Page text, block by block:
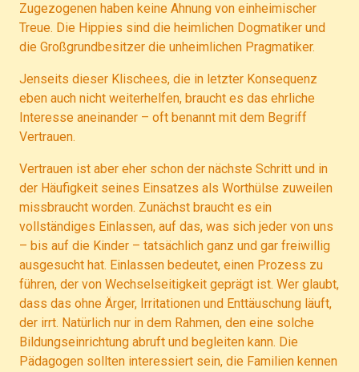
Zugezogenen haben keine Ahnung von einheimischer
Treue. Die Hippies sind die heimlichen Dogmatiker und
die Großgrundbesitzer die unheimlichen Pragmatiker.
Jenseits dieser Klischees, die in letzter Konsequenz
eben auch nicht weiterhelfen, braucht es das ehrliche
Interesse aneinander – oft benannt mit dem Begriff
Vertrauen.
Vertrauen ist aber eher schon der nächste Schritt und in
der Häufigkeit seines Einsatzes als Worthülse zuweilen
missbraucht worden. Zunächst braucht es ein
vollständiges Einlassen, auf das, was sich jeder von uns
– bis auf die Kinder – tatsächlich ganz und gar freiwillig
ausgesucht hat. Einlassen bedeutet, einen Prozess zu
führen, der von Wechselseitigkeit geprägt ist. Wer glaubt,
dass das ohne Ärger, Irritationen und Enttäuschung läuft,
der irrt. Natürlich nur in dem Rahmen, den eine solche
Bildungseinrichtung abruft und begleiten kann. Die
Pädagogen sollten interessiert sein, die Familien kennen